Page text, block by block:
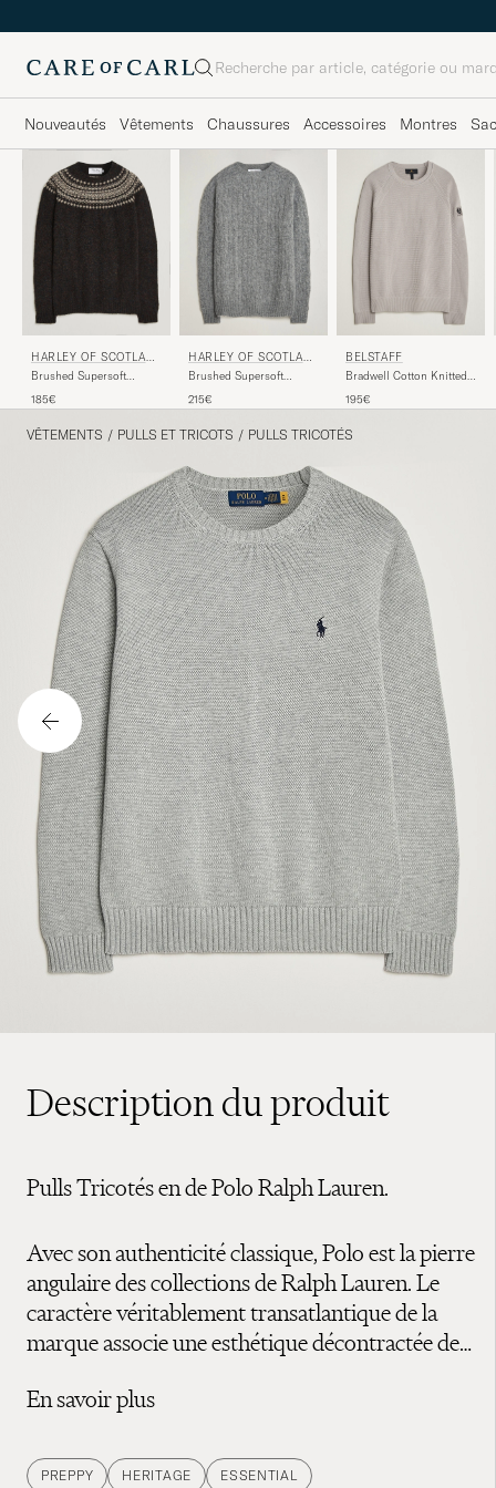
Rechercher
Nouveautés Vêtements Chaussures Accessoires Montres
HARLEY OF SCOTLAN
D
Brushed Supersoft
Volcano/Cameo
185€
HARLEY OF SCOTLAN
D
Brushed Supersoft
Grey
215€
BELSTAFF
Bradwell Cotton Knitted
195€
VÊTEMENTS / PULLS ET TRICOTS / PULLS TRICOTÉS
Description du produit
Pulls Tricotés en de Polo Ralph Lauren.
Avec son authenticité classique, Polo est la pierre
angulaire des collections de Ralph Lauren. Le
caractère véritablement transatlantique de la
marque associe une esthétique décontractée de
raffiné et est devenu l'incarnation du style de vie
de Ralph Lauren est devenu un symbole mondial
En savoir plus
PREPPY HERITAGE ESSENTIAL